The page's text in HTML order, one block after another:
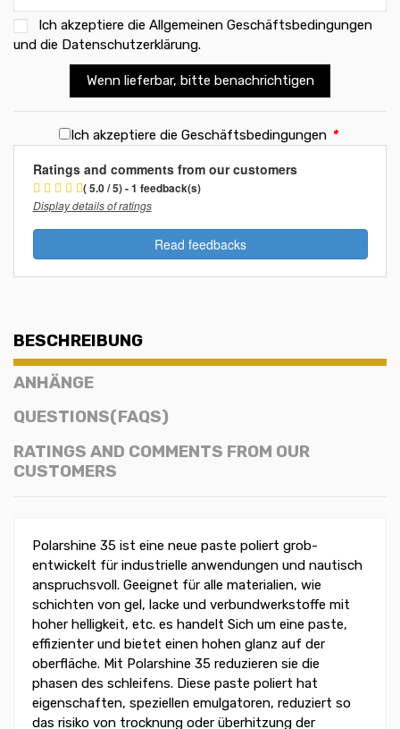
Ich akzeptiere die Allgemeinen Geschäftsbedingungen
und die Datenschutzerklärung.
Wenn lieferbar, bitte benachrichtigen
Ich akzeptiere die Geschäftsbedingungen *
Ratings and comments from our customers
( 5.0 / 5) - 1 feedback(s)
Display details of ratings
Read feedbacks
BESCHREIBUNG
ANHÄNGE
QUESTIONS(FAQS)
RATINGS AND COMMENTS FROM OUR
CUSTOMERS
Polarshine 35 ist eine neue paste poliert grob-
entwickelt für industrielle anwendungen und nautisch
anspruchsvoll. Geeignet für alle materialien, wie
schichten von gel, lacke und verbundwerkstoffe mit
hoher helligkeit, etc. es handelt Sich um eine paste,
effizienter und bietet einen hohen glanz auf der
oberfläche. Mit Polarshine 35 reduzieren sie die
phasen des schleifens. Diese paste poliert hat
eigenschaften, speziellen emulgatoren, reduziert so
das risiko von trocknung oder überhitzung der